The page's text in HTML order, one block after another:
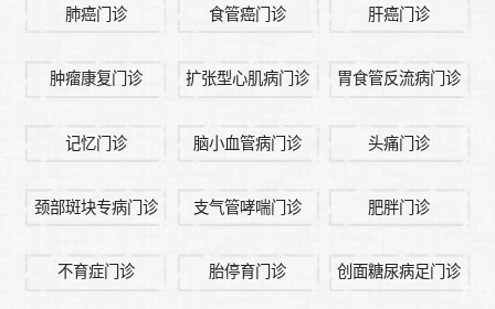
肺癌门诊 食管癌门诊 肝癌门诊
肿瘤康复门诊 扩张型心肌病门诊 胃食管反流病门诊
记忆门诊 脑小血管病门诊 头痛门诊
颈部斑块专病门诊 支气管哮喘门诊 肥胖门诊
不育症门诊 胎停育门诊 创面糖尿病足门诊